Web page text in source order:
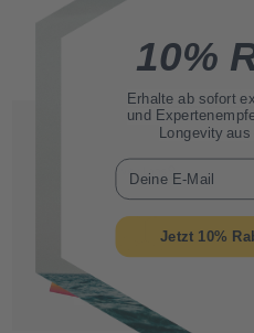
10%
Erhalte ab sofort
und
Longevity aus
E-Mail
Jetzt 10%